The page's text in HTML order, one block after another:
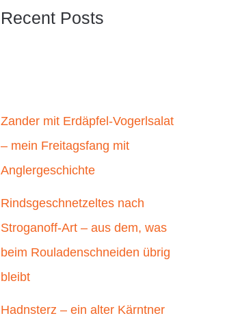
Recent Posts
Zander mit Erdäpfel-Vogerlsalat
– mein Freitagsfang mit
Anglergeschichte
Rindsgeschnetzeltes nach
Stroganoff-Art – aus dem, was
beim Rouladenschneiden übrig
bleibt
Hadnsterz – ein alter Kärntner